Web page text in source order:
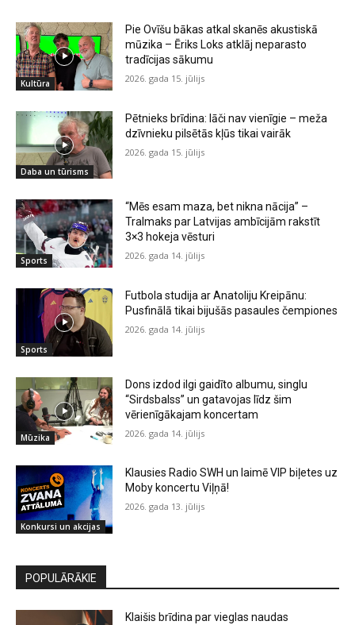
Kultūra
Pie Ovīšu bākas atkal skanēs akustiskā
mūzika – Ēriks Loks atklāj neparasto
tradīcijas sākumu
2026. gada 15. jūlijs
Daba un tūrisms
Pētnieks brīdina: lāči nav vienīgie – meža
dzīvnieku pilsētās kļūs tikai vairāk
2026. gada 15. jūlijs
Sports
“Mēs esam maza, bet nikna nācija” –
Tralmaks par Latvijas ambīcijām rakstīt
3×3 hokeja vēsturi
2026. gada 14. jūlijs
Sports
Futbola studija ar Anatoliju Kreipānu:
Pusfinālā tikai bijušās pasaules čempiones
2026. gada 14. jūlijs
Mūzika
Dons izdod ilgi gaidīto albumu, singlu
“Sirdsbalss” un gatavojas līdz šim
vērienīgākajam koncertam
2026. gada 14. jūlijs
Konkursi un akcijas
Klausies Radio SWH un laimē VIP biļetes uz
Moby koncertu Viļņā!
2026. gada 13. jūlijs
POPULĀRĀKIE
Klaišis brīdina par vieglas naudas